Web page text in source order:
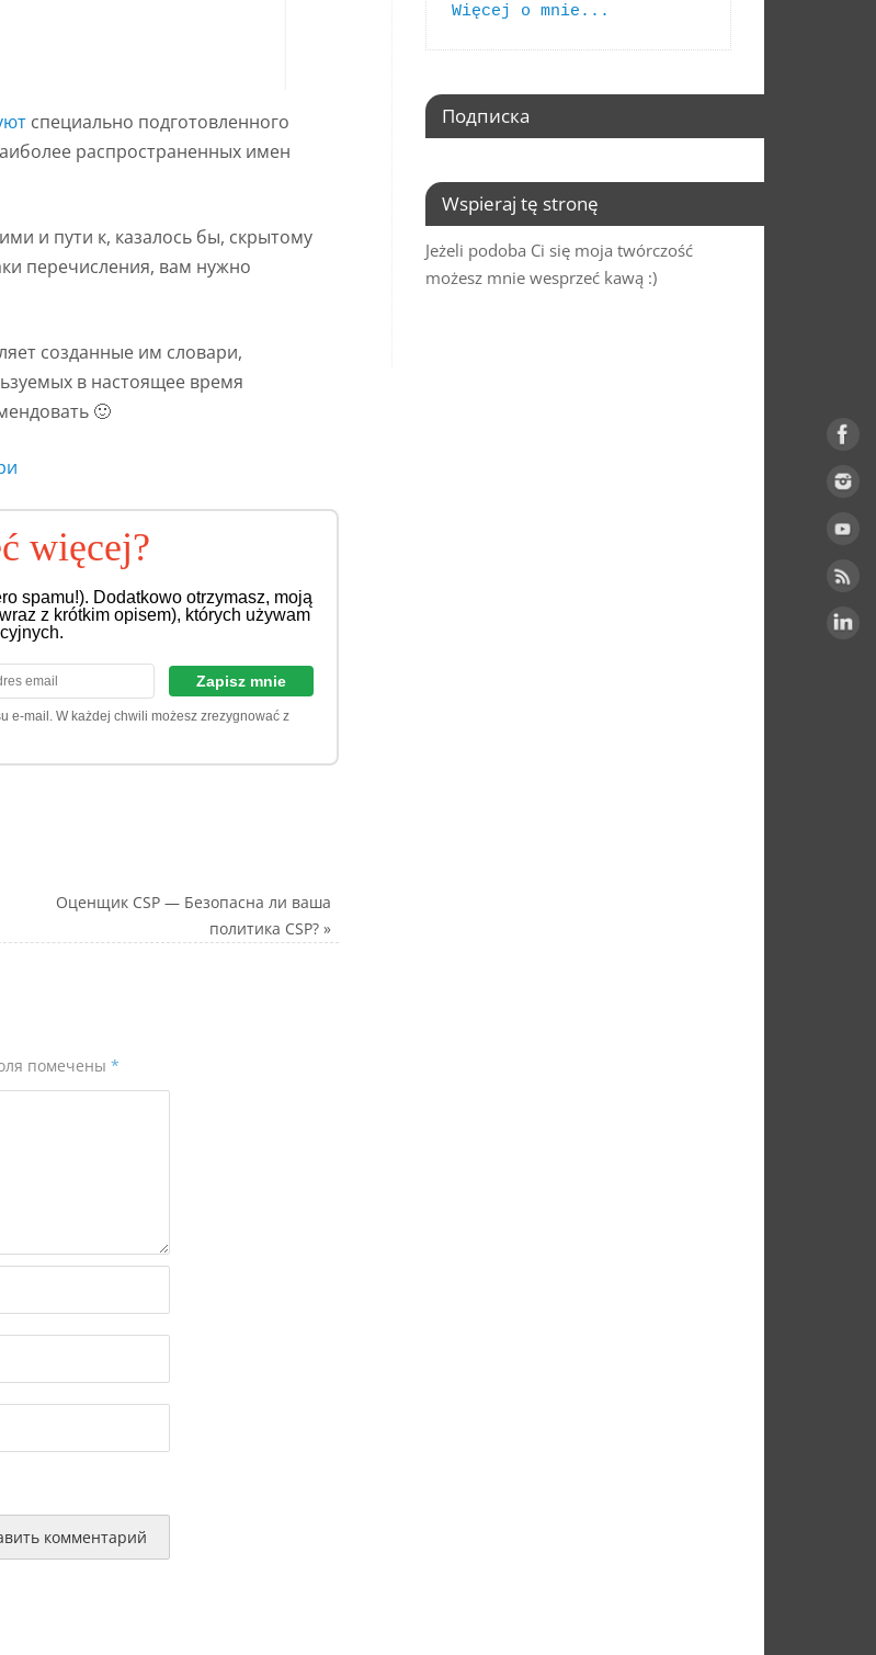
специально подготовленного
распространенных имен
и пути к, казалось бы, скрытому
перечисления, вам нужно
созданные им словари,
в настоящее время
🙂
więcej?
spamu!). Dodatkowo otrzymasz, moją
z krótkim opisem), których używam
e-mail. W każdej chwili możesz zrezygnować z
Оценщик CSP — Безопасна ли ваша
политика CSP? »
помечены *
Więcej o mnie...
Подписка
Wspieraj tę stronę
Jeżeli podoba Ci się moja twórczość
możesz mnie wesprzeć kawą :)